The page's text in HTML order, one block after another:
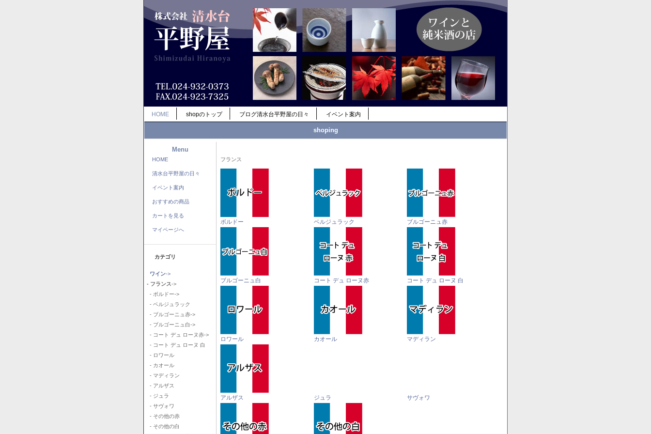
HOME shopのトップ ブログ清水台平野屋の日々 イベント案内
shoping
Menu
HOME
清水台平野屋の日々
イベント案内
おすすめの商品
カートを見る
マイページへ
カテゴリ
ワイン->
- フランス->
- ボルドー->
- ベルジュラック
- ブルゴーニュ赤->
- ブルゴーニュ白->
- コート デュ ローヌ赤->
- コート デュ ローヌ 白
- ロワール
- カオール
- マディラン
- アルザス
- ジュラ
- サヴォワ
- その他の赤
- その他の白
フランス
ボルドー ベルジュラック ブルゴーニュ赤
ブルゴーニュ白 コート デュ ローヌ赤 コート デュ ローヌ 白
ロワール カオール マディラン
アルザス ジュラ サヴォワ